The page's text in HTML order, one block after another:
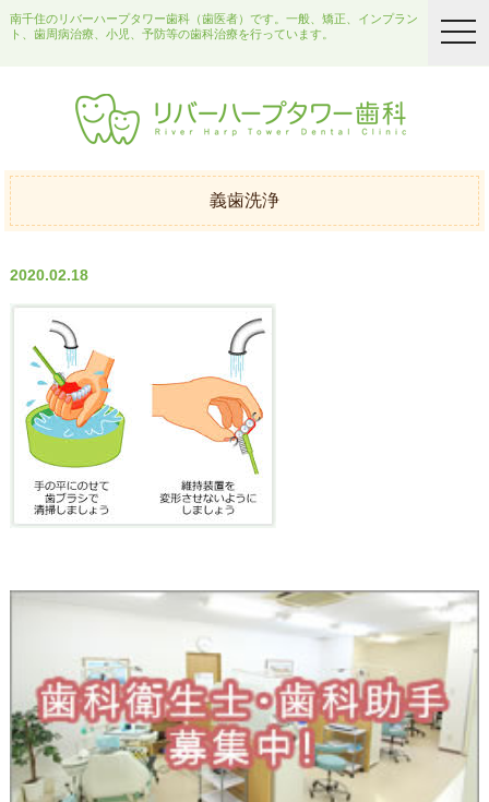
南千住のリバーハープタワー歯科（歯医者）です。一般、矯正、インプラン
ト、歯周病治療、小児、予防等の歯科治療を行っています。
義歯洗浄
2020.02.18